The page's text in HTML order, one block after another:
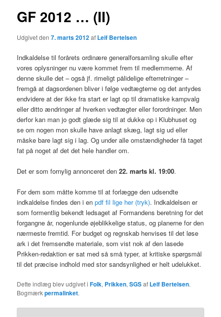
GF 2012 … (II)
Udgivet den7. marts 2012af Leif Bertelsen
Indkaldelse til forårets ordinære generalforsamling skulle efter
vores oplysninger nu være kommet frem til medlemmerne. Af
denne skulle det – også jf. rimeligt pålidelige efterretninger –
fremgå at dagsordenen bliver i følge vedtægterne og det antydes
endvidere at der ikke fra start er lagt op til dramatiske kampvalg
eller ditto ændringer af hverken vedtægter eller forordninger. Men
derfor kan man jo godt glæde sig til at dukke op i Klubhuset og
se om nogen mon skulle have anlagt skæg, lagt sig ud eller
måske bare lagt sig i lag. Og under alle omstændigheder få taget
fat på noget af det det hele handler om.
Det er som fornylig annonceret den22. marts kl. 19:00.
For dem som måtte komme til at forlægge den udsendte
indkaldelse findes den i enpdf fil lige her (tryk). Indkaldelsen er
som formentlig bekendt ledsaget af Formandens beretning for det
forgangne år, nogenlunde øjeblikkelige status, og planerne for den
nærmeste fremtid. For budget og regnskab henvises til det løse
ark i det fremsendte materiale, som vist nok af den lasede
Prikken-redaktion er sat med så små typer, at kritiske spørgsmål
til det præcise indhold med stor sandsynlighed er helt udelukket.
Dette indlæg blev udgivet iFolk, Prikken,SGSaf Leif Bertelsen.
Bogmærkpermalinket.